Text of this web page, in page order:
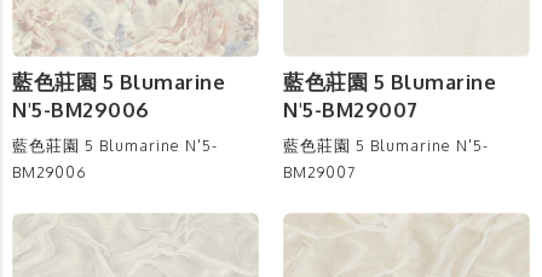
藍色莊園 5 Blumarine
N'5-BM29006
藍色莊園 5 Blumarine N'5-
BM29006
藍色莊園 5 Blumarine
N'5-BM29007
藍色莊園 5 Blumarine N'5-
BM29007